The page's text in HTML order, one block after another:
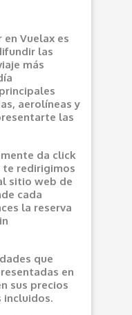
Vuelax es
las
más
aerolíneas y
las
da click
te redirigimos
sitio web de
cada
la reserva
que
en
sus precios
incluidos.